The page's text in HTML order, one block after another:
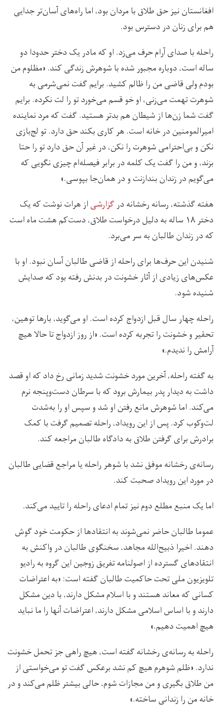
افغانستان نیز حق طلاق با مردان بود، اما راه‌های آسان‌تر جدایی
هم برای زنان در دسترس بود.
راحله با صدای آرام حرف می‌زد. او که مادر یک دختر حدودا دو
ساله است، دوباره مجبور شده با شوهرش زندگی کند. «مظلوم من
بودم ولی قاضی من را ظالم کشید. برایم گفت نمی‌شرمی به
شوهرت تهمت می‌زنی، او خو قسم می‌خورد تو را لت نکرده. برایم
گفت شما زن‌ها از شیطان هم بدتر هستید. گفت که مرد نماینده
امیرالمومنین در خانه است. هر کاری بکند حق دارد. تو لج‌بازی
نکن و بی‌احترامی شوهرت را نکن، در غیر آن حق دارد تو را حتا
بزند، و من را گفت یک کلمه در برابر فیصله‌ام چیزی نگویی که
می‌گویم در زندان بندازنت و در همان‌جا بپوسی.»
هفته‌ گذشته، رسانه‌ رخشانه درگزارشیاز هرات نوشت که یک
دختر ۱۸ ساله به دلیل درخواست طلاق، دست‌کم هشت ماه است
که در زندان طالبان به سر می‌برد.
شنیدن این حرف‌ها برای راحله از قاضی طالبان آسان نبود. او با
عکس‌های زیادی از آثار خشونت در بدنش رفته بود که صدایش
شنیده شود.
راحله چهار سال قبل ازدواج کرده است. او می‌گوید، بارها توهین،
تحقیر و خشونت را تجربه کرده است. «از روز ازدواج تا حالا هیچ
آرامش را ندیدم.»
به گفته راحله، آخرین مورد خشونت شدید زمانی رخ داد که او قصد
داشت به دیدار پدر بیمارش برود که با سرطان دست‌وپنجه نرم
می‌کند. اما شوهرش مانع رفتن او شد و سپس او را به‌شدت
لت‌وکوب کرد. پس از این رویداد، راحله تصمیم گرفت با کمک
برادرش برای گرفتن طلاق به دادگاه طالبان مراجعه کند.
رسانه‌ی رخشانه موفق نشد با شوهر راحله یا مراجع قضایی طالبان
در مورد این رویداد صحبت کند.
اما یک منبع مطلع دوم نیز تمام ادعای راحله را تایید می‌کند.
عموما طالبان حاضر نمی‌شوند به انتقادها از حکومت خود گوش
دهند. اخیرا ذبیح‌الله مجاهد، سخنگوی طالبان در واکنش‌ به
انتقادهای گسترده از اصولنامه تفریق زوجین این گروه به رادیو
تلویزیون ملی تحت حاکمیت طالبان گفته است: «به اعتراضات
کسانی که معاند هستند و با اسلام مشکل دارند، با دین مشکل
دارند و با اساس اسلامی مشکل دارند، اعتراضات آنها را ما نباید
هیچ اهمیت دهیم.»
راحله به رسانه‌ی رخشانه گفته است، هیچ راهی جز تحمل خشونت
ندارد. «ظلم شوهرم هیچ کم نشد برعکس گفت تو می‌خواستی از
من طلاق بگیری و من مجازات شوم، حالی بیشتر ظلم می‌کند و در
خانه من را زندانی ساخته.»